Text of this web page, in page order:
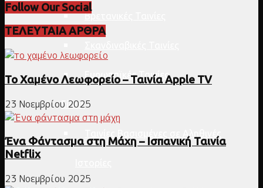
Βρετανικές Ταινίες
Ευρωπαϊκές Ταινίες
Είδος
Ταινίες Βασισμένες σε Αληθινές
Follow Our Social
ΤΕΛΕΥΤΑΙΑ ΑΡΘΡΑ
Το Χαμένο Λεωφορείο – Ταινία Apple TV
23 Νοεμβρίου 2025
Ένα Φάντασμα στη Μάχη – Ισπανική Ταινία
Netflix
23 Νοεμβρίου 2025